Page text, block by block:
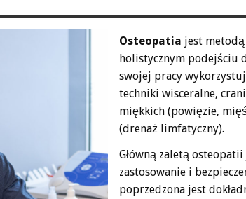
Osteopatia jest
holistycznym podejściu
swojej pracy
techniki wisceralne,
miękkich (powięzie,
(drenaż limfatyczny).
Główną zaletą
zastosowanie i
poprzedzona jest